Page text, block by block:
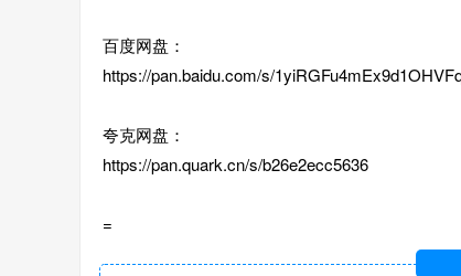
百度网盘：
https://pan.baidu.com/s/
夸克网盘：
https://pan.quark.cn/s/b26e2ecc5636
=